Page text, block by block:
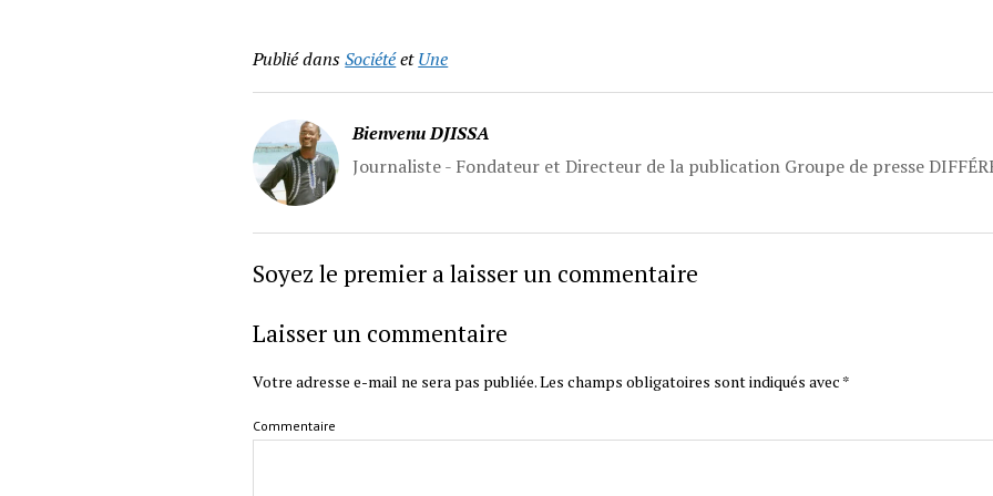
Publié dansSociétéetUne
Bienvenu DJISSA
Journaliste - Fondateur et Directeur de la publication Groupe de presse
Soyez le premier a laisser un commentaire
Laisser un commentaire
Votre adresse e-mail ne sera pas publiée.Les champs obligatoires sont indiqués avec *
Commentaire